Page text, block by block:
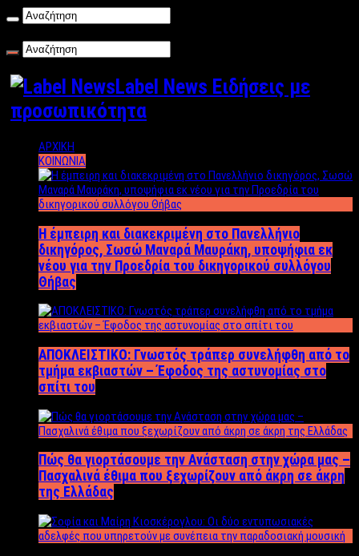
Label News Ειδήσεις με
προσωπικότητα
ΑΡΧΙΚΗ
ΚΟΙΝΩΝΙΑ
Η έμπειρη και διακεκριμένη στο Πανελλήνιο
δικηγόρος, Σωσώ Μαναρά Μαυράκη, υποψήφια εκ
νέου για την Προεδρία του δικηγορικού συλλόγου
Θήβας
ΑΠΟΚΛΕΙΣΤΙΚΟ: Γνωστός τράπερ συνελήφθη από το
τμήμα εκβιαστών – Έφοδος της αστυνομίας στο
σπίτι του
Πώς θα γιορτάσουμε την Ανάσταση στην χώρα μας –
Πασχαλινά έθιμα που ξεχωρίζουν από άκρη σε άκρη
της Ελλάδας